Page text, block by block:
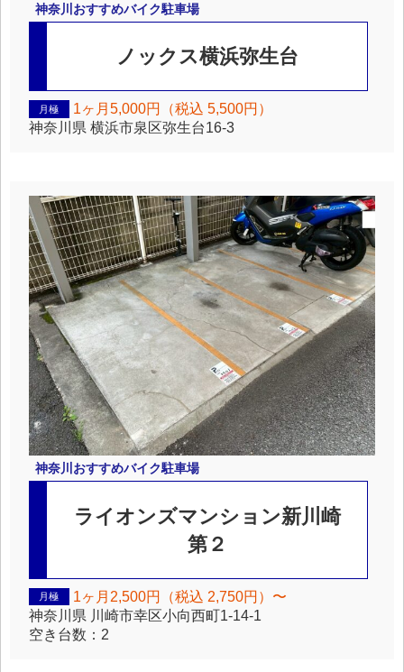
神奈川 おすすめバイク駐車場
ノックス横浜弥生台
月極
1ヶ月5,000円（税込 5,500円）
神奈川県 横浜市泉区弥生台16-3
神奈川 おすすめバイク駐車場
ライオンズマンション新川崎
第２
月極
1ヶ月2,500円（税込 2,750円）〜
神奈川県 川崎市幸区小向西町1-14-1
空き台数： 2